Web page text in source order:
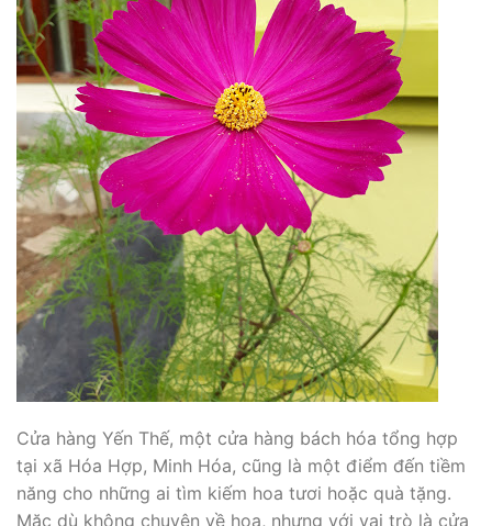
Cửa hàng Yến Thế, một cửa hàng bách hóa tổng hợp
tại xã Hóa Hợp, Minh Hóa, cũng là một điểm đến tiềm
năng cho những ai tìm kiếm hoa tươi hoặc quà tặng.
Mặc dù không chuyên về hoa, nhưng với vai trò là cửa